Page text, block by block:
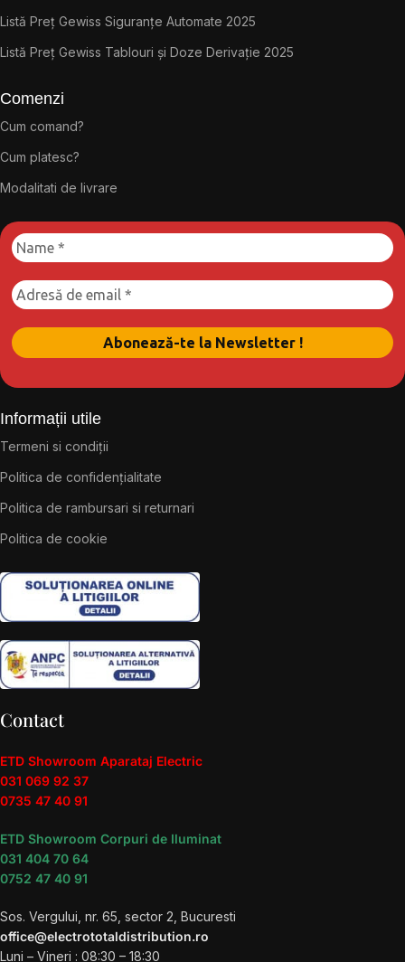
Listă Preț Gewiss Siguranțe Automate 2025
Listă Preț Gewiss Tablouri și Doze Derivație 2025
Comenzi
Cum comand?
Cum platesc?
Modalitati de livrare
Informații utile
Termeni si condiții
Politica de confidențialitate
Politica de rambursari si returnari
Politica de cookie
Contact
ETD Showroom Aparataj Electric
031 069 92 37
0735 47 40 91
ETD Showroom Corpuri de Iluminat
031 404 70 64
0752 47 40 91
Sos. Vergului, nr. 65, sector 2, Bucuresti
office@electrototaldistribution.ro
Luni – Vineri : 08:30 – 18:30